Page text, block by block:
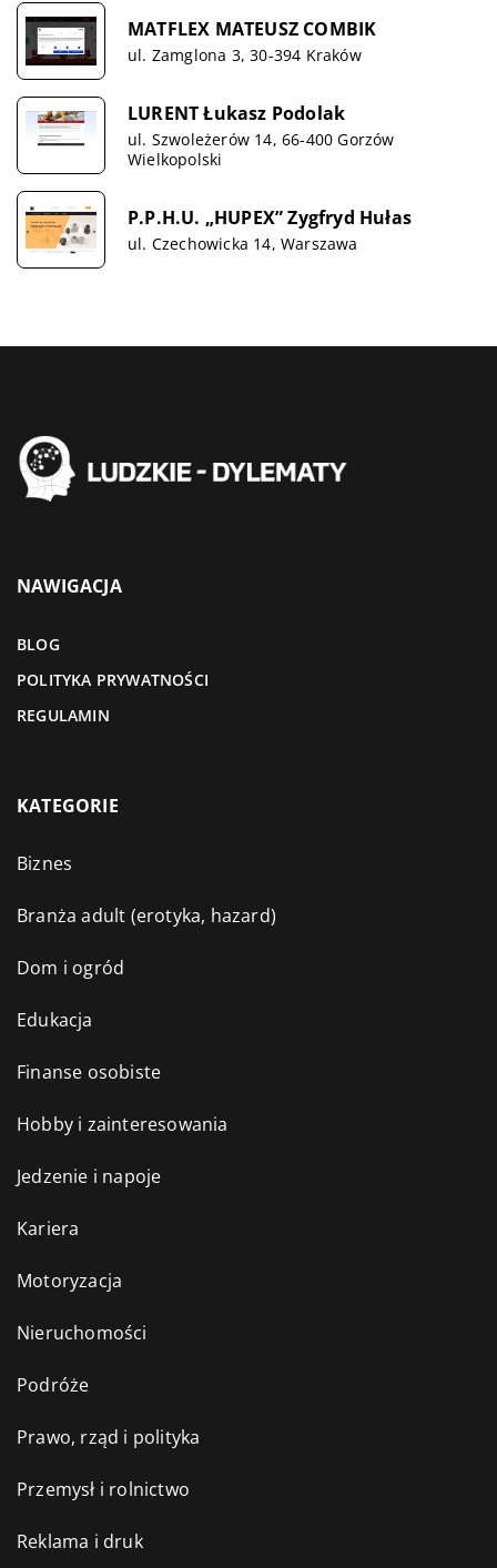
MATFLEX MATEUSZ COMBIK
ul. Zamglona 3, 30-394 Kraków
LURENT Łukasz Podolak
ul. Szwoleżerów 14, 66-400 Gorzów
Wielkopolski
P.P.H.U. „HUPEX” Zygfryd Hułas
ul. Czechowicka 14, Warszawa
NAWIGACJA
BLOG
POLITYKA PRYWATNOŚCI
REGULAMIN
KATEGORIE
Biznes
Branża adult (erotyka, hazard)
Dom i ogród
Edukacja
Finanse osobiste
Hobby i zainteresowania
Jedzenie i napoje
Kariera
Motoryzacja
Nieruchomości
Podróże
Prawo, rząd i polityka
Przemysł i rolnictwo
Reklama i druk